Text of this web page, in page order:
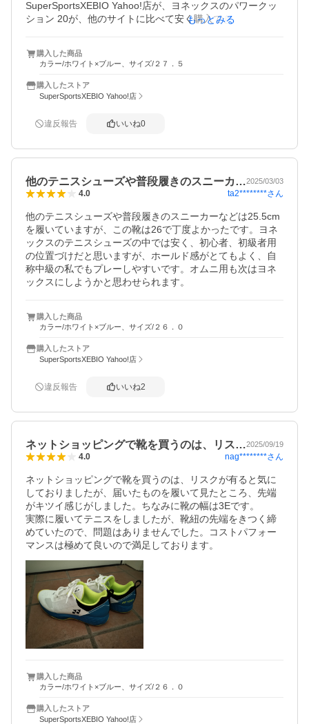
SuperSportsXEBIO Yahoo!店が、ヨネックスのパワークッ
ション 20が、他のサイトに比べて安く購入できたので、取
もっとみる
購入した商品
カラー/ホワイト×ブルー、サイズ/２７．５
購入したストア
SuperSportsXEBIO Yahoo!店
違反報告 いいね0
他のテニスシューズや普段履きのスニーカ…2025/03/03
4.0 ta2********さん
他のテニスシューズや普段履きのスニーカーなどは25.5cm
を履いていますが、この靴は26で丁度よかったです。ヨネ
ックスのテニスシューズの中では安く、初心者、初級者用
の位置づけだと思いますが、ホールド感がとてもよく、自
称中級の私でもプレーしやすいです。オムニ用も次はヨネ
ックスにしようかと思わせられます。
購入した商品
カラー/ホワイト×ブルー、サイズ/２６．０
購入したストア
SuperSportsXEBIO Yahoo!店
違反報告 いいね2
ネットショッピングで靴を買うのは、リス…2025/09/19
4.0 nag********さん
ネットショッピングで靴を買うのは、リスクが有ると気に
しておりましたが、届いたものを履いて見たところ、先端
がキツイ感じがしました。ちなみに靴の幅は3Eです。
実際に履いてテニスをしましたが、靴紐の先端をきつく締
めていたので、問題はありませんでした。コストパフォー
購入した商品
カラー/ホワイト×ブルー、サイズ/２６．０
購入したストア
SuperSportsXEBIO Yahoo!店